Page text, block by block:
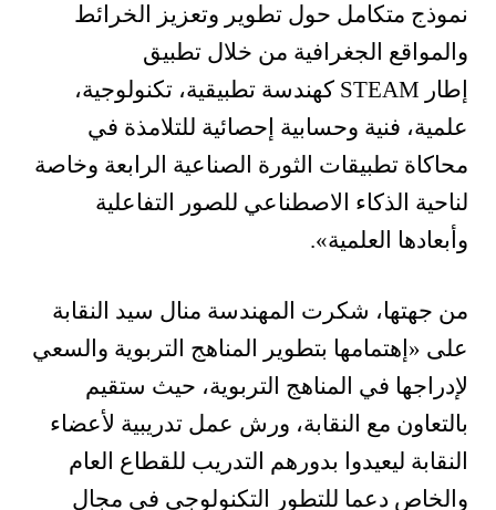
نموذج متكامل حول تطوير وتعزيز الخرائط
والمواقع الجغرافية من خلال تطبيق
إطار STEAM كهندسة تطبيقية، تكنولوجية،
علمية، فنية وحسابية إحصائية للتلامذة في
محاكاة تطبيقات الثورة الصناعية الرابعة وخاصة
لناحية الذكاء الاصطناعي للصور التفاعلية
وأبعادها العلمية».
من جهتها، شكرت المهندسة منال سيد النقابة
على « إهتمامها بتطوير المناهج التربوية والسعي
لإدراجها في المناهج التربوية، حيث ستقيم
بالتعاون مع النقابة، ورش عمل تدريبية لأعضاء
النقابة ليعيدوا بدورهم التدريب للقطاع العام
والخاص دعما للتطور التكنولوجي في مجال